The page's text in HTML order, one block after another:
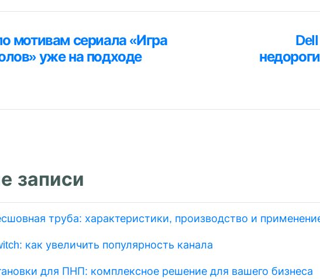
мотивам сериала «Игра
уже на подходе
записи
труба: характеристики, производство и
как увеличить популярность канала
для ПНП: комплексное решение для вашего бизнеса